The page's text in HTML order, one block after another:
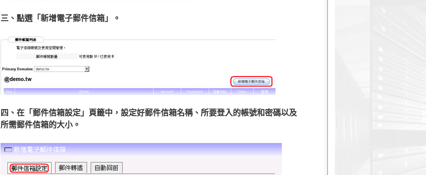
三、點選「新增電子郵件信箱」。
四、在「郵件信箱設定」頁籤中，設定好郵件信箱名稱、所要登入的帳號和密碼以及
所需郵件信箱的大小。